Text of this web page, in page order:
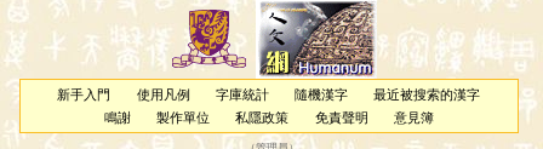
新手入門 使用凡例 字庫統計 隨機漢字
最近被搜索的漢字
鳴謝
製作單位 私隱政策 免責聲明 意見簿